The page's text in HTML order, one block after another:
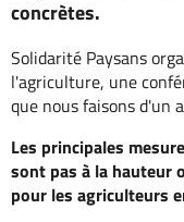
concrètes.
Solidarité Paysans
l'agriculture, une
que nous faisons d'un
Les principales
sont pas à la hauteur
pour les agriculteurs